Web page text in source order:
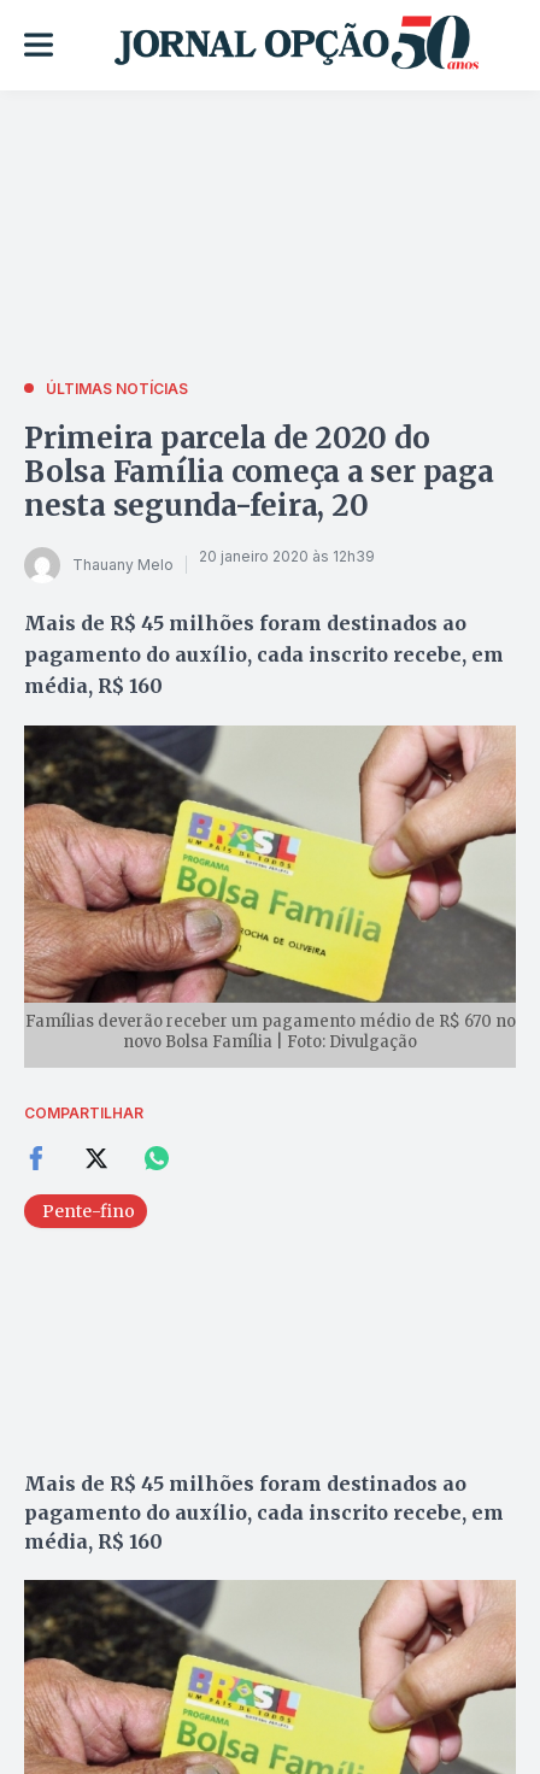
ÚLTIMAS NOTÍCIAS
Primeira parcela de 2020 do
Bolsa Família começa a ser paga
nesta segunda-feira, 20
Thauany Melo 20 janeiro 2020 às 12h39
Mais de R$ 45 milhões foram destinados ao
pagamento do auxílio, cada inscrito recebe, em
média, R$ 160
Famílias deverão receber um pagamento médio de R$ 670 no
novo Bolsa Família | Foto: Divulgação
COMPARTILHAR
Pente-fino
Mais de R$ 45 milhões foram destinados ao
pagamento do auxílio, cada inscrito recebe, em
média, R$ 160